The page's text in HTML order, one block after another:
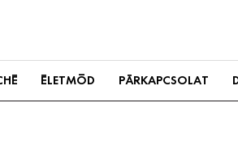
ÉLETMÓD PÁRKAPCSOLAT